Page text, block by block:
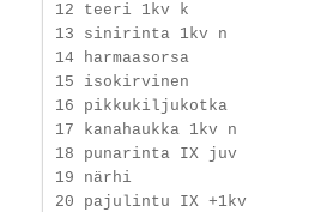
12 teeri 1kv k
13 sinirinta 1kv n
14 harmaasorsa
15 isokirvinen
16 pikkukiljukotka
17 kanahaukka 1kv n
18 punarinta IX juv
19 närhi
20 pajulintu IX +1kv